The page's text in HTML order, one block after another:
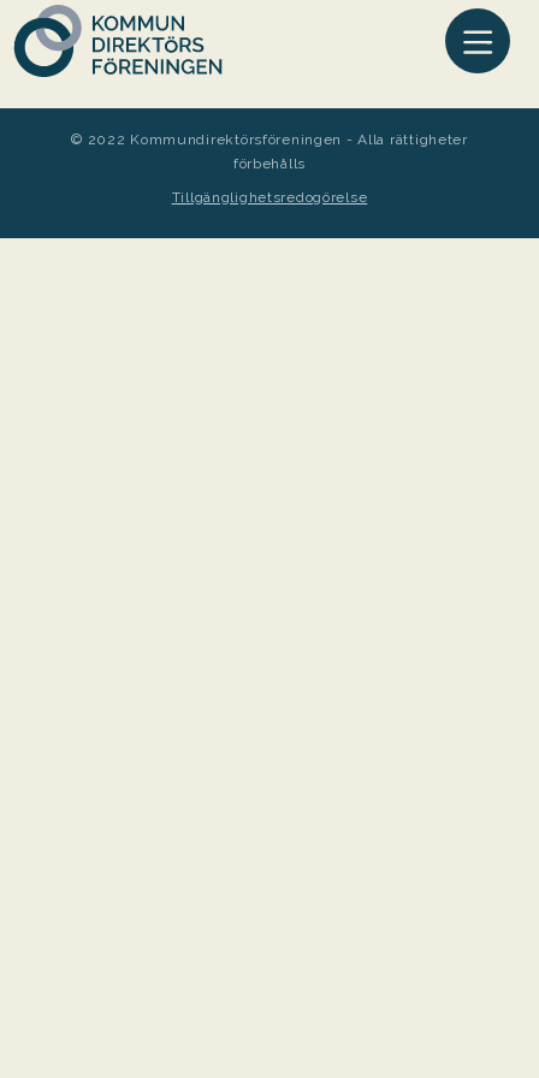
© 2022 Kommundirektörsföreningen - Alla rättigheter
förbehålls
Tillgänglighetsredogörelse